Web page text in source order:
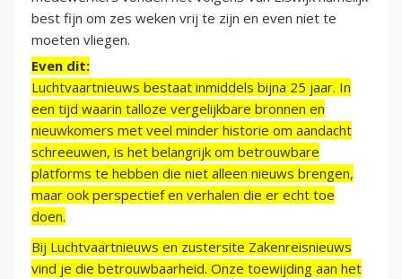
best fijn om zes weken vrij te zijn en even niet te
moeten vliegen.
Even dit:
Luchtvaartnieuws bestaat inmiddels bijna 25 jaar. In
een tijd waarin talloze vergelijkbare bronnen en
nieuwkomers met veel minder historie om aandacht
schreeuwen, is het belangrijk om betrouwbare
platforms te hebben die niet alleen nieuws brengen,
maar ook perspectief en verhalen die er echt toe
doen.
Bij Luchtvaartnieuws en zustersite Zakenreisnieuws
vind je die betrouwbaarheid. Onze toewijding aan het